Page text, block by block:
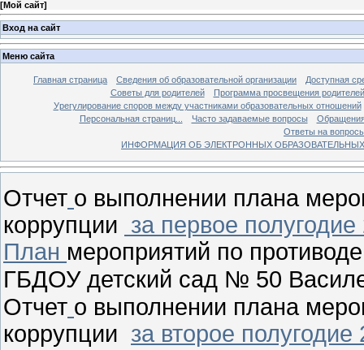
[Мой сайт]
Вход на сайт
Меню сайта
Главная страница Сведения об образовательной организации
Доступная
Советы для родителей
Программа просвещения родителей
Урегулирование споров между участниками образовательных отношений
Персональная страниц...
Часто задаваемые вопросы
Ответы на
ИНФОРМАЦИЯ ОБ ЭЛЕКТРОННЫХ
Отчет о выполнении плана
коррупции за первое полугодие
План мероприятий по
ГБДОУ детский сад № 50
Отчет о выполнении плана
коррупции за второе полугодие